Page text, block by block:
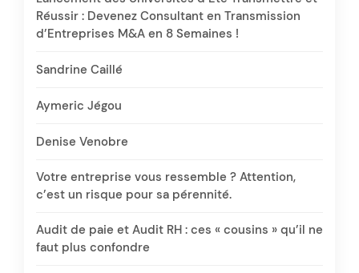
Réussir : Devenez Consultant en Transmission
d’Entreprises M&A en 8 Semaines !
Sandrine Caillé
Aymeric Jégou
Denise Venobre
Votre entreprise vous ressemble ? Attention,
c’est un risque pour sa pérennité.
Audit de paie et Audit RH : ces « cousins » qu’il ne
faut plus confondre